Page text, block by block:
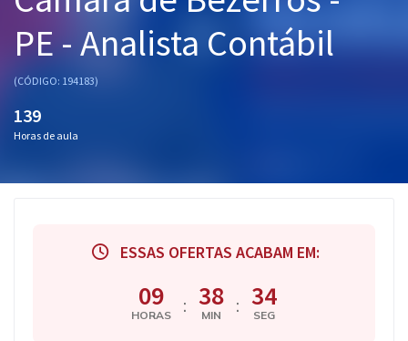
Graduação
Mentorias
PE - Analista Contábil
(CÓDIGO: 194183)
139
Horas de aula
ESSAS OFERTAS ACABAM EM:
09
HORAS : 38
MIN : 33
SEG